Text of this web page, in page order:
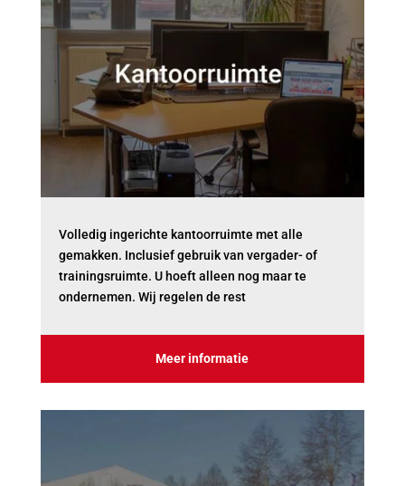
Volledig ingerichte kantoorruimte met alle
gemakken. Inclusief gebruik van vergader- of
trainingsruimte. U hoeft alleen nog maar te
ondernemen. Wij regelen de rest
Meer informatie